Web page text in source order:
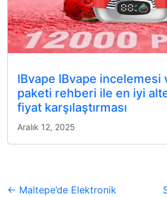
IBvape IBvape incelemesi
paketi rehberi ile en iyi
fiyat karşılaştırması
Aralık 12, 2025
← Maltepe’de Elektronik